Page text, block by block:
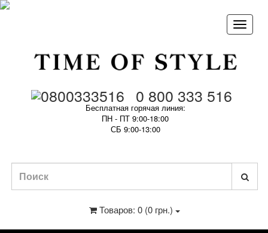
0 800 333 516
Бесплатная горячая линия:
ПН - ПТ 9:00-18:00
СБ 9:00-13:00
Товаров: 0 (0 грн.)